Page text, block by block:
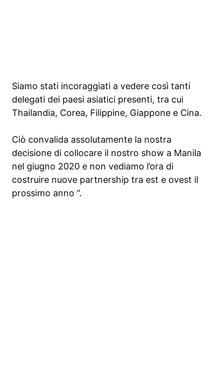
Siamo stati incoraggiati a vedere così tanti
delegati dei paesi asiatici presenti, tra cui
Thailandia, Corea, Filippine, Giappone e Cina.
Ciò convalida assolutamente la nostra
decisione di collocare il nostro show a Manila
nel giugno 2020 e non vediamo l’ora di
costruire nuove partnership tra est e ovest il
prossimo anno “.